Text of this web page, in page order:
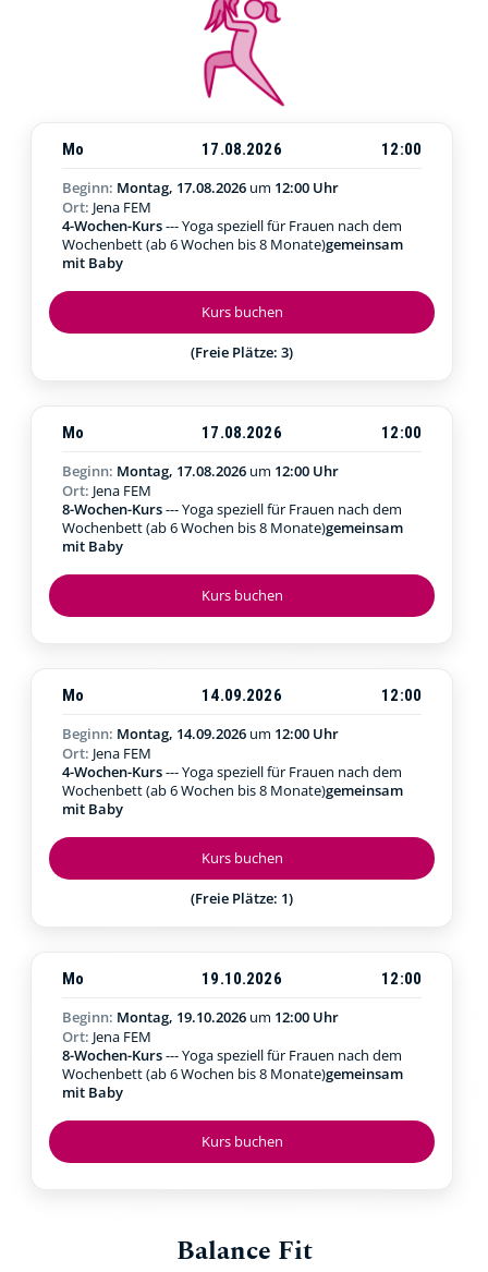
Kurs buchen
(Freie Plätze: 3)
Mo 17.08.2026
12:00
Beginn: Montag, 17.08.2026 um 12:00 Uhr
Ort: Jena FEM
4-Wochen-Kurs--- Yoga speziell für Frauen nach dem
Wochenbett (ab 6 Wochen bis 8 Monate)gemeinsam
mit Baby
Kurs buchen
Mo 17.08.2026
12:00
Beginn: Montag, 17.08.2026 um 12:00 Uhr
Ort: Jena FEM
8-Wochen-Kurs--- Yoga speziell für Frauen nach dem
Wochenbett (ab 6 Wochen bis 8 Monate)gemeinsam
mit Baby
Kurs buchen
(Freie Plätze: 1)
Mo 14.09.2026
12:00
Beginn: Montag, 14.09.2026 um 12:00 Uhr
Ort: Jena FEM
4-Wochen-Kurs--- Yoga speziell für Frauen nach dem
Wochenbett (ab 6 Wochen bis 8 Monate)gemeinsam
mit Baby
Kurs buchen
Mo 19.10.2026
12:00
Beginn: Montag, 19.10.2026 um 12:00 Uhr
Ort: Jena FEM
8-Wochen-Kurs--- Yoga speziell für Frauen nach dem
Wochenbett (ab 6 Wochen bis 8 Monate)gemeinsam
mit Baby
Balance Fit